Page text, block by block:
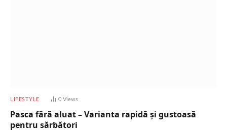
LIFESTYLE 0 Views
Pasca fără aluat – Varianta rapidă și gustoasă
pentru sărbători